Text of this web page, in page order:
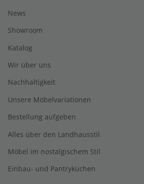
News
Showroom
Katalog
Wir über uns
Nachhaltigkeit
Unsere Möbelvariationen
Bestellung aufgeben
Alles über den Landhausstil
Möbel im nostalgischem Stil
Einbau- und Pantryküchen